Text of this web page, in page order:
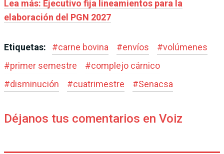
Lea más: Ejecutivo fija lineamientos para la
elaboración del PGN 2027
Etiquetas: #carne bovina #envíos #volúmenes
#primer semestre #complejo cárnico
#disminución #cuatrimestre #Senacsa
Déjanos tus comentarios en Voiz